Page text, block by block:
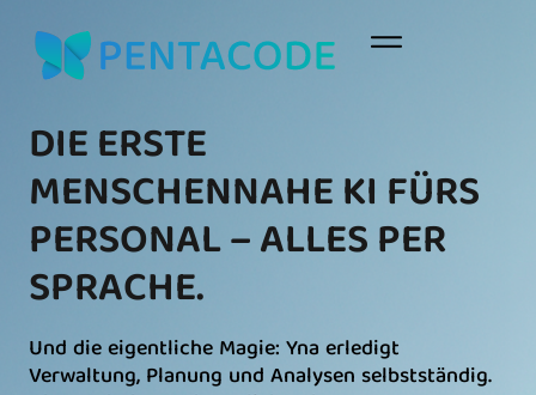
DIE ERSTE
MENSCHENNAHEKI FÜRS
PERSONAL –ALLES PER
SPRACHE.
Und die eigentliche Magie: Yna erledigt
Verwaltung, Planung und Analysen selbstständig.